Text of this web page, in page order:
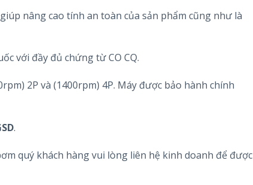
nâng cao tính an toàn của sản phẩm cũng như là
với đầy đủ chứng từ CO CQ.
2P và (1400rpm) 4P. Máy được bảo hành chính
.
quý khách hàng vui lòng liên hệ kinh doanh để được